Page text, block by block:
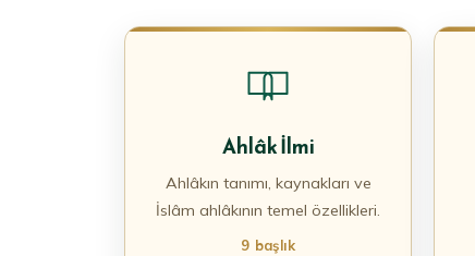
Ahlâk İlmi
Ahlâkın tanımı, kaynakları ve
İslâm ahlâkının temel özellikleri.
9 başlık